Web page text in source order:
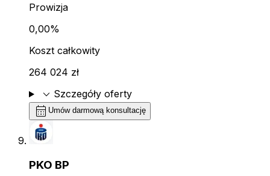
Prowizja
0,00%
Koszt całkowity
264 024 zł
expand_more Szczegóły oferty
calendar_month Umów darmową konsultację
PKO BP